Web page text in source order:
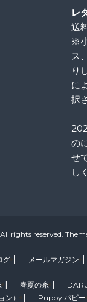
レ
送
※
ス
り
に
択
の
せ
し
All rights reserved.
グ メールマガジン
春夏の糸
ン）
Puppy パピー